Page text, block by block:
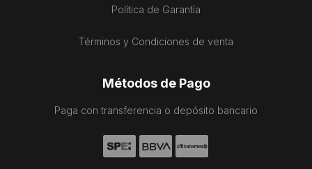
Política de Garantía
Términos y Condiciones de venta
Métodos de Pago
Paga con transferencia o depósito bancario